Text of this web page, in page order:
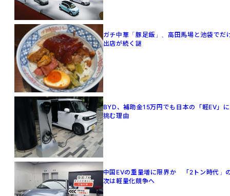
ガチ中華「豚足飯」、高田馬場と池袋でだ
出店が続く謎
BYD、補助金15万円でも日本の「軽EV」に
挑む理由
中国EVの重量増に限界か 「2トン時代」
次は軽量化競争へ